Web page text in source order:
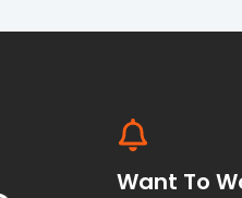
Want To